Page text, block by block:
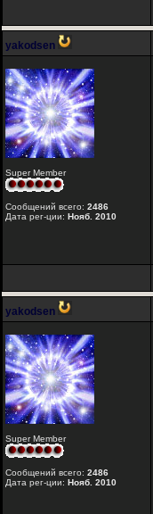
yakodsen
Super Member
Сообщений всего: 2486
Дата рег-ции: Нояб. 2010
yakodsen
Super Member
Сообщений всего: 2486
Дата рег-ции: Нояб. 2010